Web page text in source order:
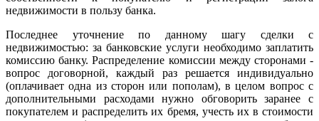
недвижимости в пользу банка.
Последнее уточнение по данному шагу сделки с
недвижимостью: за банковские услуги необходимо заплатить
комиссию банку. Распределение комиссии между сторонами -
вопрос договорной, каждый раз решается индивидуально
(оплачивает одна из сторон или пополам), в целом вопрос с
дополнительными расходами нужно обговорить заранее с
покупателем и распределить их бремя, учесть их в стоимости